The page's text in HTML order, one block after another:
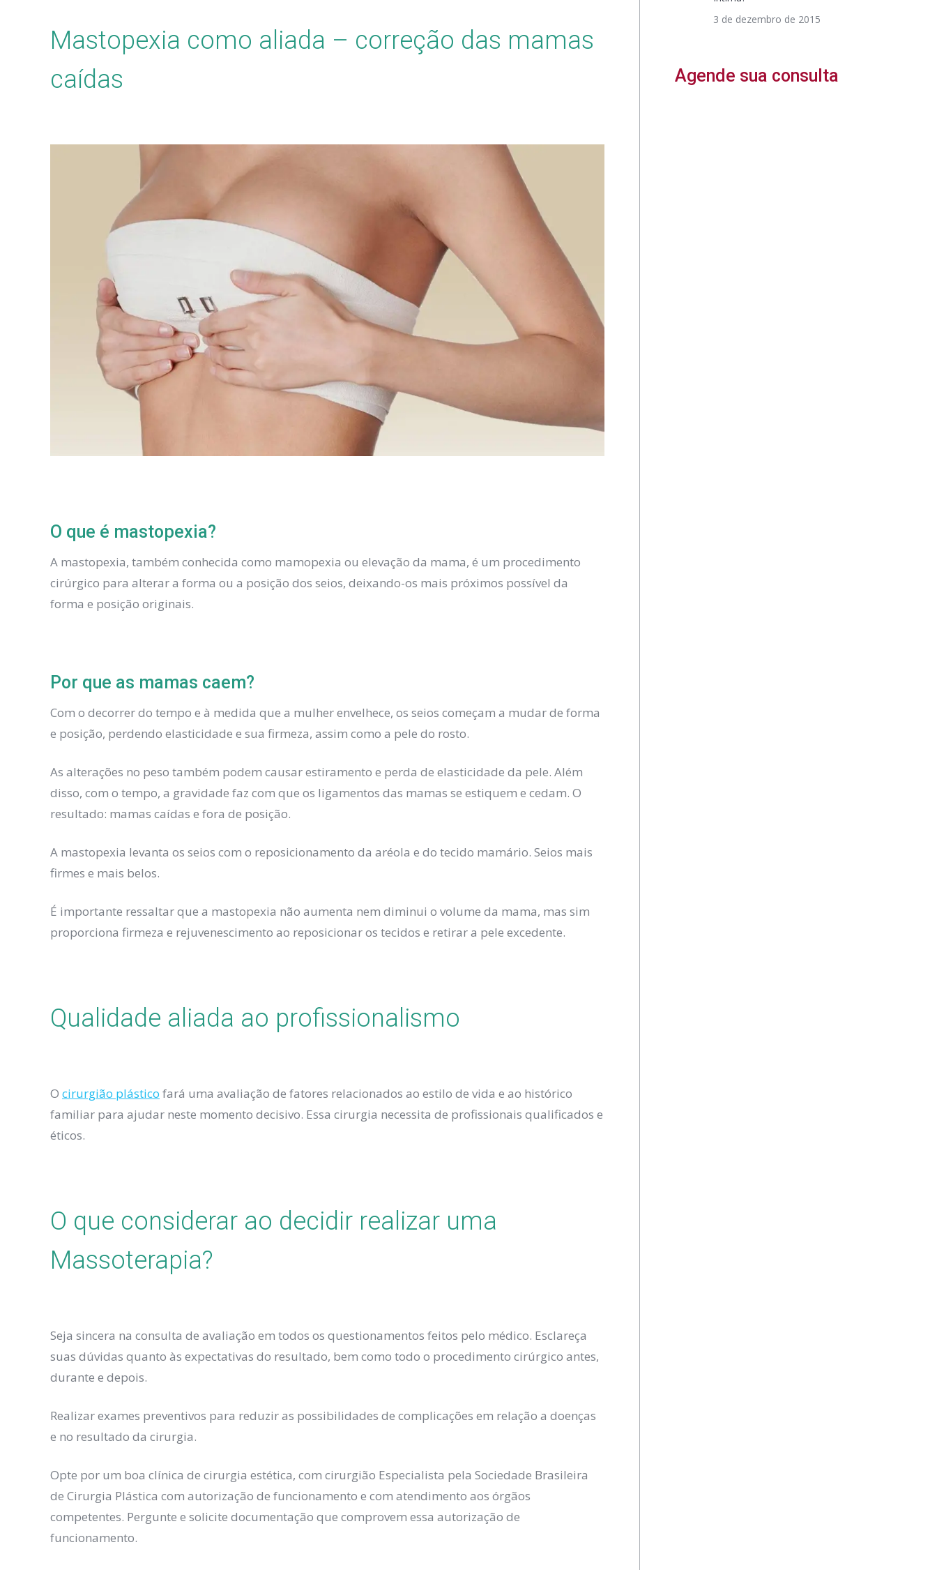
Mastopexia como aliada – correção das mamas
caídas
O que é mastopexia?
A mastopexia, também conhecida como mamopexia ou elevação da mama, é um procedimento
cirúrgico para alterar a forma ou a posição dos seios, deixando-os mais próximos possível da
forma e posição originais.
Por que as mamas caem?
Com o decorrer do tempo e à medida que a mulher envelhece, os seios começam a mudar de forma
e posição, perdendo elasticidade e sua firmeza, assim como a pele do rosto.
As alterações no peso também podem causar estiramento e perda de elasticidade da pele. Além
disso, com o tempo, a gravidade faz com que os ligamentos das mamas se estiquem e cedam. O
resultado: mamas caídas e fora de posição.
A mastopexia levanta os seios com o reposicionamento da aréola e do tecido mamário. Seios mais
firmes e mais belos.
É importante ressaltar que a mastopexia não aumenta nem diminui o volume da mama, mas sim
proporciona firmeza e rejuvenescimento ao reposicionar os tecidos e retirar a pele excedente.
Qualidade aliada ao profissionalismo
O cirurgião plástico fará uma avaliação de fatores relacionados ao estilo de vida e ao histórico
familiar para ajudar neste momento decisivo. Essa cirurgia necessita de profissionais qualificados e
éticos.
O que considerar ao decidir realizar uma
Massoterapia?
Seja sincera na consulta de avaliação em todos os questionamentos feitos pelo médico. Esclareça
suas dúvidas quanto às expectativas do resultado, bem como todo o procedimento cirúrgico antes,
durante e depois.
Realizar exames preventivos para reduzir as possibilidades de complicações em relação a doenças
e no resultado da cirurgia.
Opte por um boa clínica de cirurgia estética, com cirurgião Especialista pela Sociedade Brasileira
de Cirurgia Plástica com autorização de funcionamento e com atendimento aos órgãos
competentes. Pergunte e solicite documentação que comprovem essa autorização de
funcionamento.
3 de dezembro de 2015
Agende sua consulta